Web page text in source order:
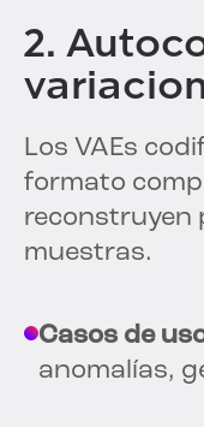
2.
Los VAEs
formato
reconstruyen
muestras.
Casos de
anomalías,